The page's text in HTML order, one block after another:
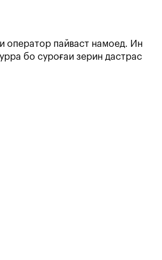
оператор пайваст намоед. Ин
бо суроғаи зерин дастрас